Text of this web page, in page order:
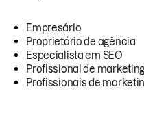
Empresário
Proprietário de agência
Especialista em SEO
Profissional de
Profissionais de